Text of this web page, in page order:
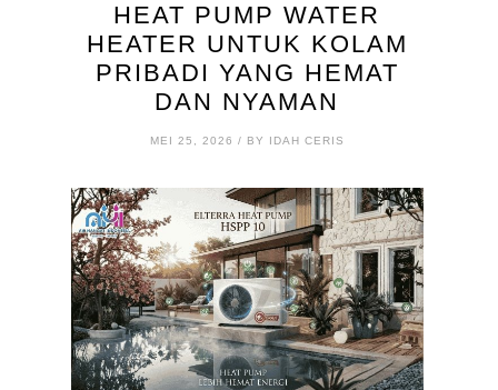
HEAT PUMP WATER
HEATER UNTUK KOLAM
PRIBADI YANG HEMAT
DAN NYAMAN
MEI 25, 2026 / BY IDAH CERIS